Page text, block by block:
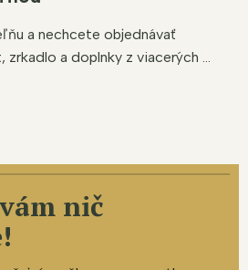
a nechcete objednávať
a doplnky z viacerých ...
nič